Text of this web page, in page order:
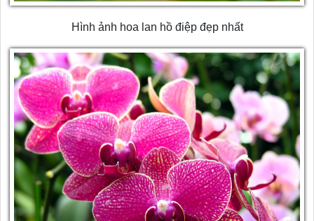
Hình ảnh hoa lan hồ điệp đẹp nhất